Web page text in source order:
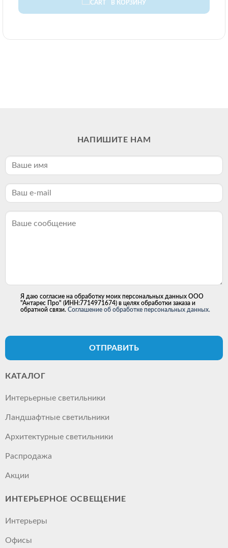
В КОРЗИНУ
НАПИШИТЕ НАМ
Я даю согласие на обработку моих персональных данных ООО
"Антарес Про" (ИНН:7714971674) в целях обработки заказа и
обратной связи. Соглашение об обработке персональных данных.
ОТПРАВИТЬ
КАТАЛОГ
Интерьерные светильники
Ландшафтные светильники
Архитектурные светильники
Распродажа
Акции
ИНТЕРЬЕРНОЕ ОСВЕЩЕНИЕ
Интерьеры
Офисы